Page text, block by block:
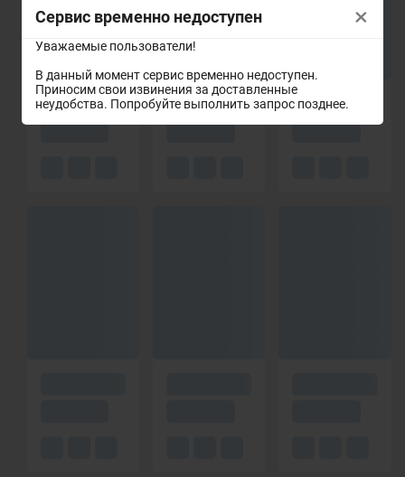
Сервис временно недоступен
Уважаемые пользователи!
В данный момент сервис временно недоступен.
Приносим свои извинения за доставленные
неудобства. Попробуйте выполнить запрос позднее.
×